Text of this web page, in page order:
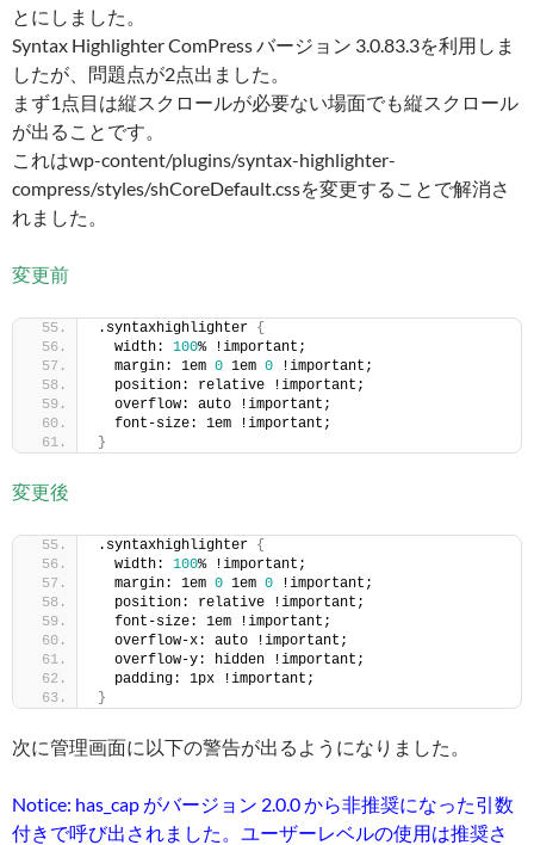
とにしました。
Syntax Highlighter ComPress バージョン 3.0.83.3を利用しま
したが、問題点が2点出ました。
まず1点目は縦スクロールが必要ない場面でも縦スクロール
が出ることです。
これはwp-content/plugins/syntax-highlighter-
compress/styles/shCoreDefault.cssを変更することで解消さ
れました。
変更前
.syntaxhighlighter {
  width:
100% !important;
  margin: 1em
0 1em 0 !important;
  position: relative !important;
  overflow: auto !important;
  font-size: 1em !important;
}
変更後
.syntaxhighlighter {
  width:
100% !important;
  margin: 1em
0 1em 0 !important;
  position: relative !important;
  font-size: 1em !important;
  overflow-x: auto !important;
  overflow-y: hidden !important;
  padding: 1px !important;
}
次に管理画面に以下の警告が出るようになりました。
Notice: has_cap がバージョン 2.0.0 から非推奨になった引数
付きで呼び出されました。ユーザーレベルの使用は推奨さ